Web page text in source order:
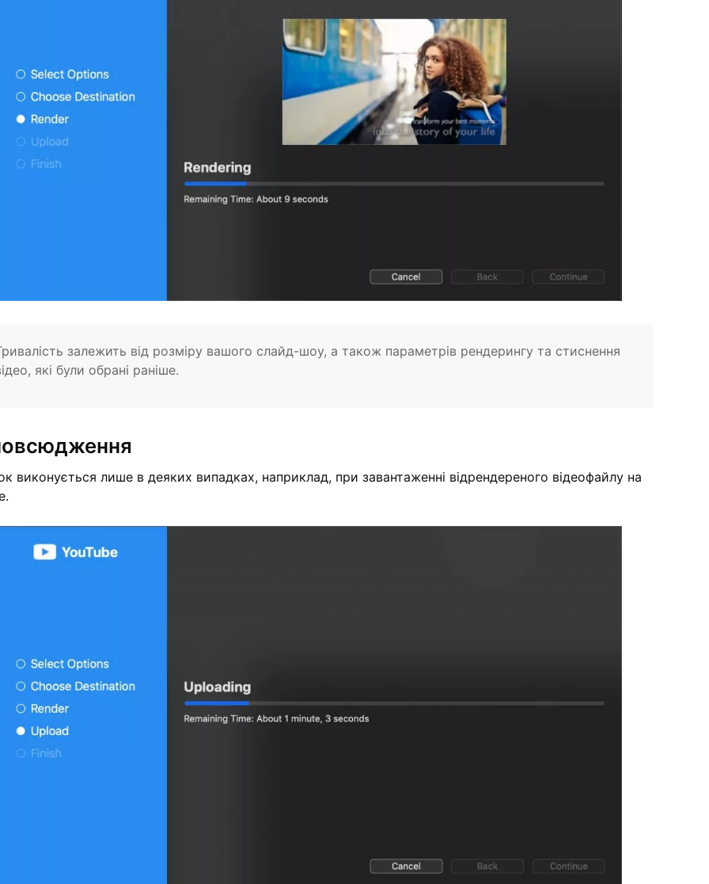
залежить від розміру вашого слайд-шоу, а також параметрів рендерингу та стиснення
які були обрані раніше.
виконується лише в деяких випадках, наприклад, при завантаженні відрендереного відеофайлу на